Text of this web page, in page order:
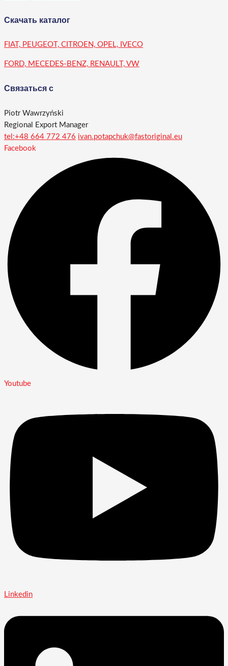
Скачать каталог
FIAT, PEUGEOT, CITROEN, OPEL, IVECO
FORD, MECEDES-BENZ, RENAULT, VW
Связаться с
Piotr Wawrzyński
Regional Export Manager
tel:+48 664 772 476 ivan.potapchuk@fastoriginal.eu
Facebook
Youtube
Linkedin